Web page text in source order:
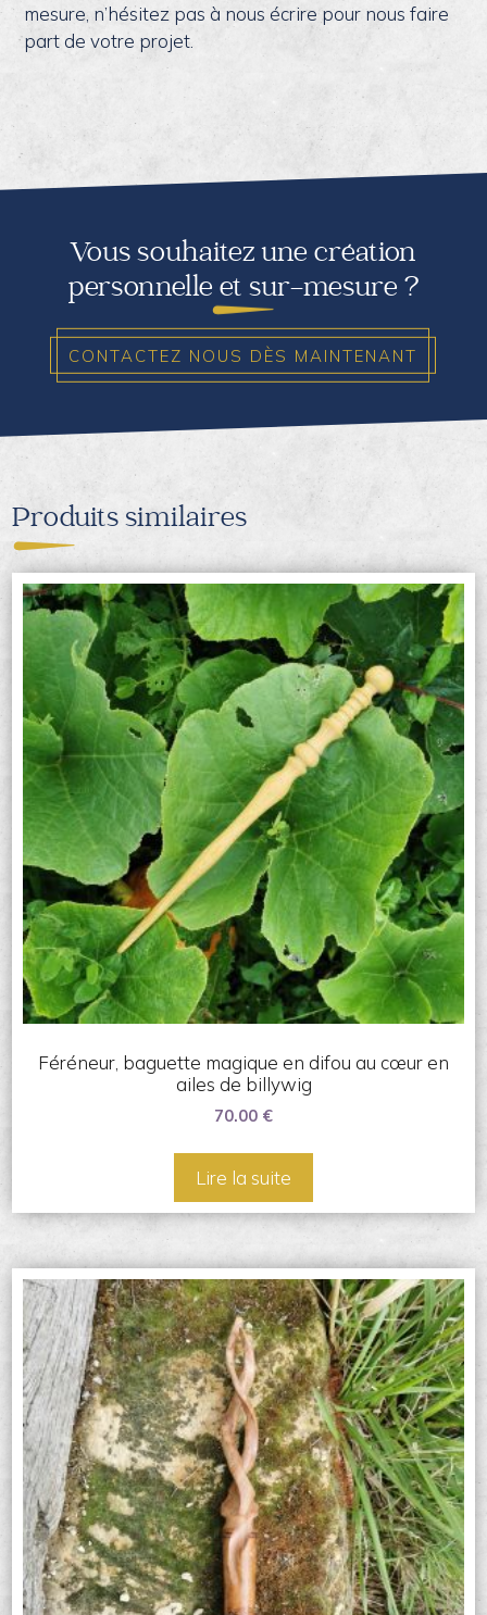
mesure, n’hésitez pas à nous écrire pour nous faire
part de votre projet.
Vous souhaitez une création
personnelle et sur-mesure ?
CONTACTEZ NOUS DÈS MAINTENANT
Produits similaires
Féréneur, baguette magique en difou au cœur en
ailes de billywig
70.00 €
Lire la suite